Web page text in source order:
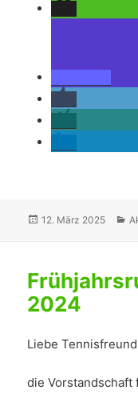
Veröffentlicht
12. März 2025
2024
Liebe
die